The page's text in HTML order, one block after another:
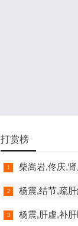
打赏榜
柴嵩岩,佟庆,肾虚,
杨震,结节,疏肝
杨震,肝虚,补肝颐